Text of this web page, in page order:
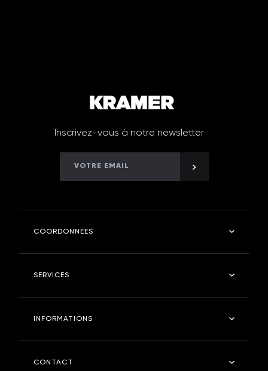
Inscrivez-vous à notre newsletter
COORDONNÉES
Tel : 03 29 87 03 11
SERVICES
Kramer Store
INFORMATIONS
CONTACT